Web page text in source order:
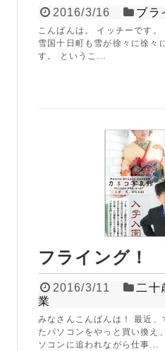
2016/3/16 ブラ
こんばんは。 イッチーです。
雪国十日町も雪が徐々に徐々
す。 というこ...
フライング！
2016/3/11 二十
業
みなさんこんばんは！ 最近
たパソコンをやっと買い換え
ソコンに追われながら仕事...